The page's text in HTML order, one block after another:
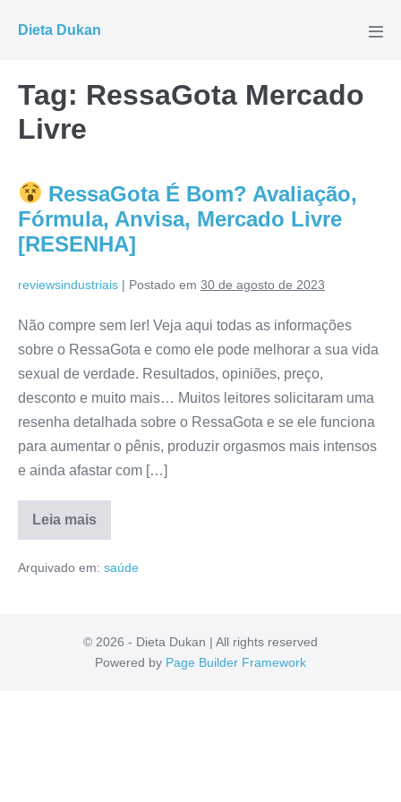
para
conteúdo
Dieta Dukan
Tag: RessaGota Mercado
Livre
RessaGota É Bom? Avaliação,
Fórmula, Anvisa, Mercado Livre
[RESENHA]
reviewsindustriais | Postado em 30 de agosto de 2023
Não compre sem ler! Veja aqui todas as informações
sobre o RessaGota e como ele pode melhorar a sua vida
sexual de verdade. Resultados, opiniões, preço,
desconto e muito mais… Muitos leitores solicitaram uma
resenha detalhada sobre o RessaGota e se ele funciona
para aumentar o pênis, produzir orgasmos mais intensos
e ainda afastar com […]
Leia mais
RessaGota
Bom?
Livre
[RESENHA]
Arquivado em: saúde
© 2026 - Dieta Dukan | All rights reserved
Powered by Page Builder Framework